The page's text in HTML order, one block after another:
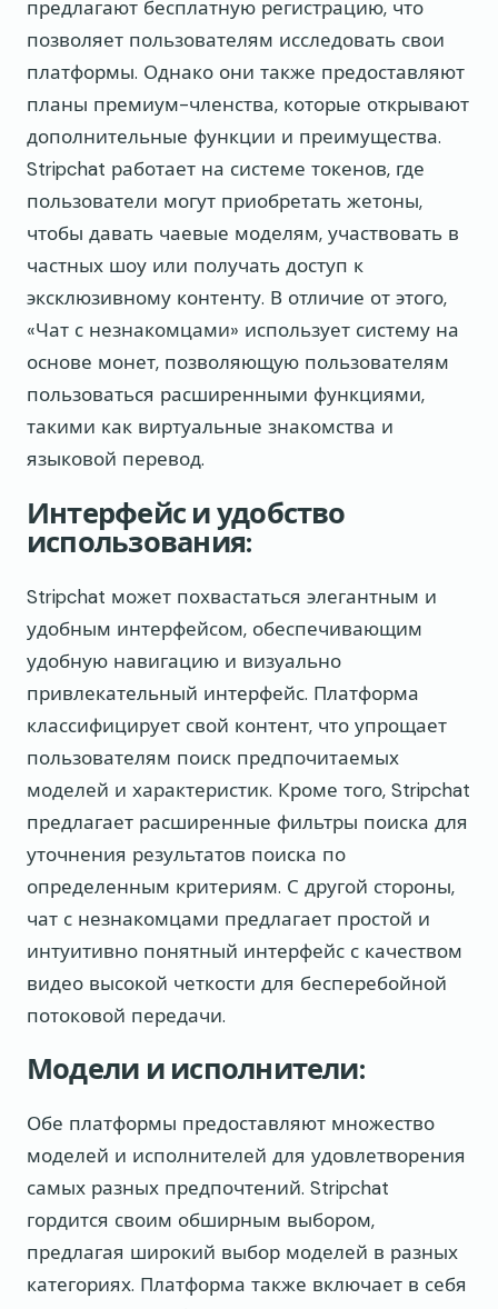
предлагают бесплатную регистрацию, что
позволяет пользователям исследовать свои
платформы. Однако они также предоставляют
планы премиум-членства, которые открывают
дополнительные функции и преимущества.
Stripchat работает на системе токенов, где
пользователи могут приобретать жетоны,
чтобы давать чаевые моделям, участвовать в
частных шоу или получать доступ к
эксклюзивному контенту. В отличие от этого,
«Чат с незнакомцами» использует систему на
основе монет, позволяющую пользователям
пользоваться расширенными функциями,
такими как виртуальные знакомства и
языковой перевод.
Интерфейс и удобство
использования:
Stripchat может похвастаться элегантным и
удобным интерфейсом, обеспечивающим
удобную навигацию и визуально
привлекательный интерфейс. Платформа
классифицирует свой контент, что упрощает
пользователям поиск предпочитаемых
моделей и характеристик. Кроме того, Stripchat
предлагает расширенные фильтры поиска для
уточнения результатов поиска по
определенным критериям. С другой стороны,
чат с незнакомцами предлагает простой и
интуитивно понятный интерфейс с качеством
видео высокой четкости для бесперебойной
потоковой передачи.
Модели и исполнители:
Обе платформы предоставляют множество
моделей и исполнителей для удовлетворения
самых разных предпочтений. Stripchat
гордится своим обширным выбором,
предлагая широкий выбор моделей в разных
категориях. Платформа также включает в себя